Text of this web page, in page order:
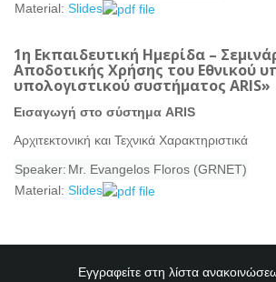
Material: Slides
1η Εκπαιδευτική Ημερίδα –
Αποδοτικής Χρήσης του Εθνικού
υπολογιστικού συστήματος ARIS»
Εισαγωγή στο σύστημα ARIS
Αρχιτεκτονική και Τεχνικά Χαρακτηριστικά
Speaker: Mr. Evangelos Floros (GRNET)
Material: Slides
Εγγραφείτε στη λίστα